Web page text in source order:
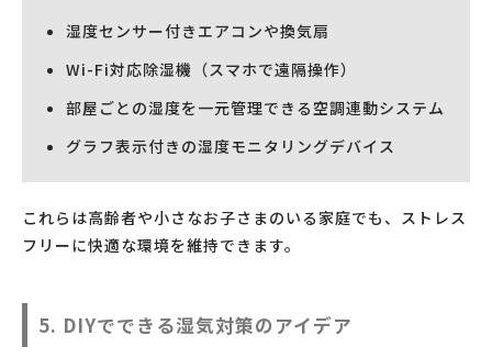
湿度センサー付きエアコンや換気扇
Wi-Fi対応除湿機（スマホで遠隔操作）
部屋ごとの湿度を一元管理できる空調連動システム
グラフ表示付きの湿度モニタリングデバイス
これらは高齢者や小さなお子さまのいる家庭でも、ストレス
フリーに快適な環境を維持できます。
5. DIYでできる湿気対策のアイデア